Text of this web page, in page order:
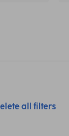
all filters